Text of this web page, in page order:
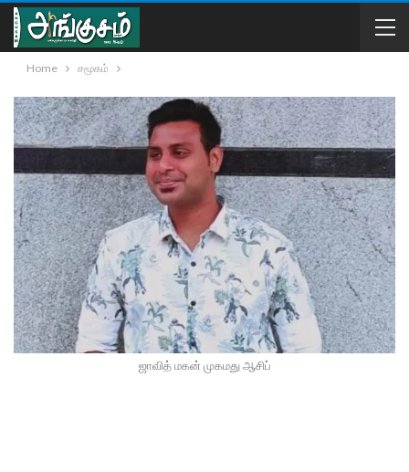
Home சமூகம்
ஜாவித் மகன் முகமது ஆசிப்